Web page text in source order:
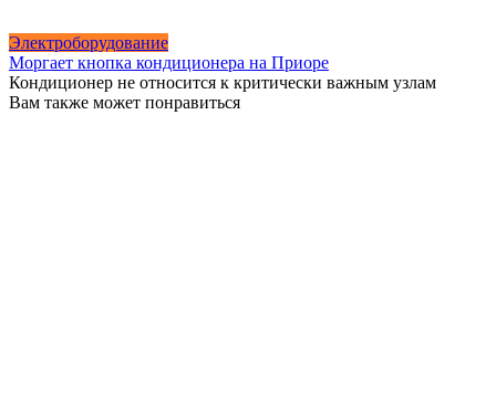
Электроборудование
Моргает кнопка кондиционера на Приоре
Кондиционер не относится к критически важным узлам
Вам также может понравиться